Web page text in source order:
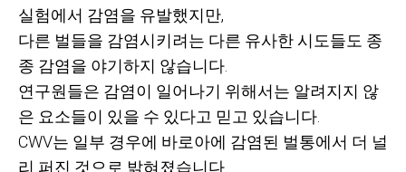
실험에서 감염을 유발했지만,
다른 벌들을 감염시키려는 다른 유사한 시도들도 종
종 감염을 야기하지 않습니다
연구원들은 감염이 일어나기 위해서는 알려지지 않
은 요소들이 있을 수 있다고 믿고 있습니다
CWV는 일부 경우에 바로아에 감염된 벌통에서 더 널
리 퍼진 것으로 밝혀졌습니다